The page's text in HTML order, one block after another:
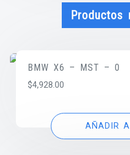
Productos
BMW X6 – MST – 0
$4,928.00
AÑADIR